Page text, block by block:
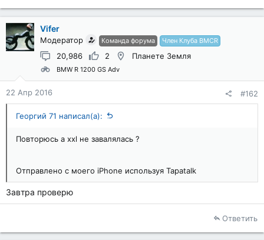
Vifer
Модератор Команда форума Член Клуба BMCR
20,986 2 Планете Земля
BMW R 1200 GS Adv
22 Апр 2016 #162
Георгий 71 написал(а):
Повторюсь а xxl не завалялась ?
Отправлено с моего iPhone используя Tapatalk
Завтра проверю
Ответить